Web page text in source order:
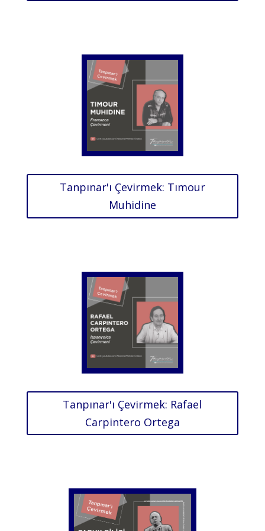
Tanpınar'ı Çevirmek: Tımour
Muhidine
Tanpınar'ı Çevirmek: Rafael
Carpintero Ortega